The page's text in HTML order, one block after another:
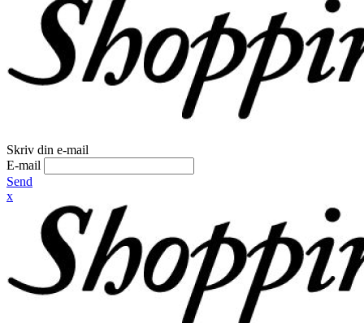
Skriv din e-mail
E-mail
Send
x